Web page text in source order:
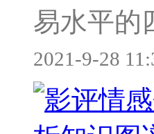
易水平的
2021-9-28